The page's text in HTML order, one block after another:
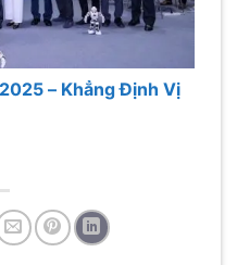
– Khẳng Định Vị